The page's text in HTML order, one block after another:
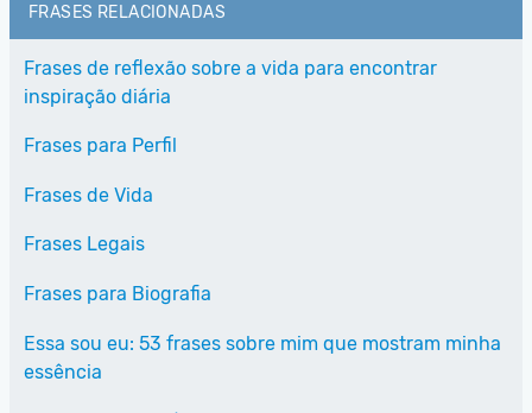
FRASES RELACIONADAS
Frases de reflexão sobre a vida para encontrar
inspiração diária
Frases para Perfil
Frases de Vida
Frases Legais
Frases para Biografia
Essa sou eu: 53 frases sobre mim que mostram minha
essência